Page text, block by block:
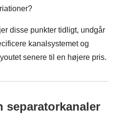
disse punkter tidligt, undgår
kanalsystemet og
senere til en højere pris.
separatorkanaler